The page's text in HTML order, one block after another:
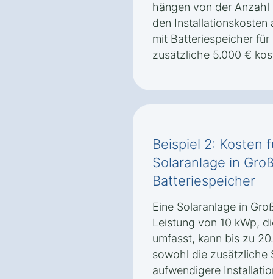
hängen von der
den Installationskosten
mit Batteriespeicher
zusätzliche 5.000 €
Beispiel 2: Kosten
Solaranlage in
Batteriespeicher
Eine Solaranlage in
Leistung von 10 kWp,
umfasst, kann bis zu
sowohl die zusätzliche
aufwendigere